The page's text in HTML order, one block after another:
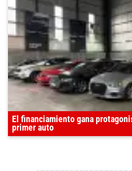
El financiamiento gana
primer auto